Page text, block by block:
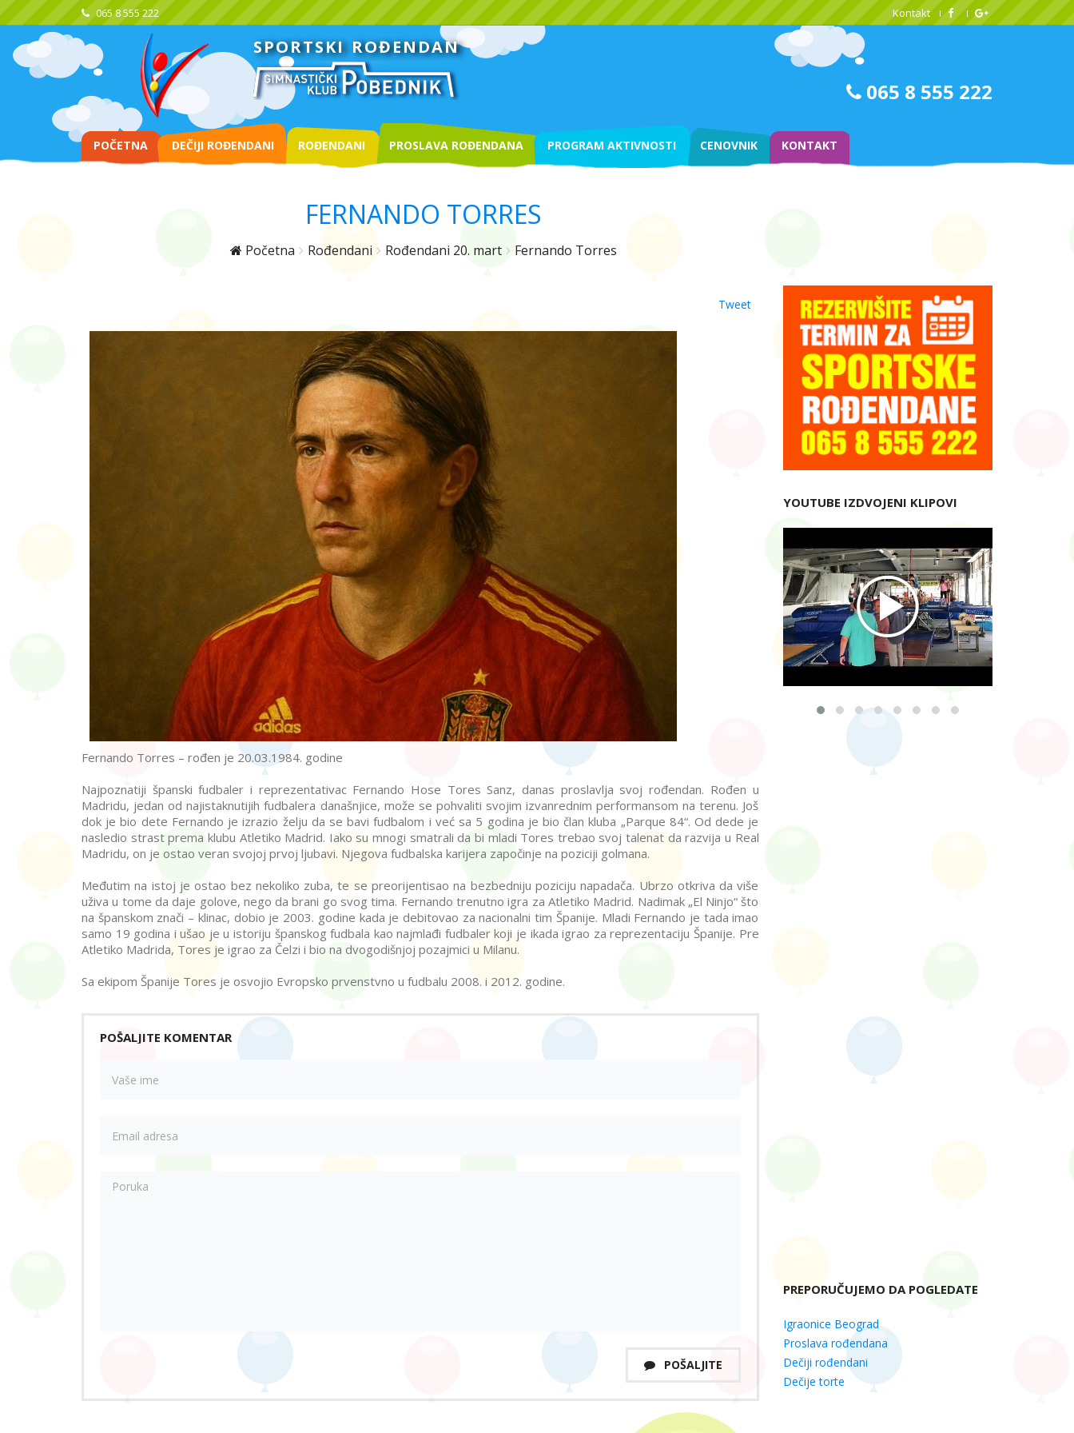
065 8 555 222 Kontakt
SPORTSKI ROĐENDAN
065 8 555 222
POČETNA DEČIJI ROĐENDANI ROĐENDANI PROSLAVA ROĐENDANA PROGRAM AKTIVNOSTI CENOVNIK KONTAKT
FERNANDO TORRES
Početna Rođendani Rođendani 20. mart Fernando Torres
Tweet
Fernando Torres – rođen je 20.03.1984. godine
Najpoznatiji španski fudbaler i reprezentativac Fernando Hose Tores Sanz, danas proslavlja svoj rođendan. Rođen u
Madridu, jedan od najistaknutijih fudbalera današnjice, može se pohvaliti svojim izvanrednim performansom na terenu. Još
dok je bio dete Fernando je izrazio želju da se bavi fudbalom i već sa 5 godina je bio član kluba „Parque 84“. Od dede je
nasledio strast prema klubu Atletiko Madrid. Iako su mnogi smatrali da bi mladi Tores trebao svoj talenat da razvija u Real
Madridu, on je ostao veran svojoj prvoj ljubavi. Njegova fudbalska karijera započinje na poziciji golmana.
Međutim na istoj je ostao bez nekoliko zuba, te se preorijentisao na bezbedniju poziciju napadača. Ubrzo otkriva da više
uživa u tome da daje golove, nego da brani go svog tima. Fernando trenutno igra za Atletiko Madrid. Nadimak „El Ninjo“ što
na španskom znači – klinac, dobio je 2003. godine kada je debitovao za nacionalni tim Španije. Mladi Fernando je tada imao
samo 19 godina i ušao je u istoriju španskog fudbala kao najmlađi fudbaler koji je ikada igrao za reprezentaciju Španije. Pre
Atletiko Madrida, Tores je igrao za Čelzi i bio na dvogodišnjoj pozajmici u Milanu.
Sa ekipom Španije Tores je osvojio Evropsko prvenstvno u fudbalu 2008. i 2012. godine.
POŠALJITE KOMENTAR
POŠALJITE
YOUTUBE IZDVOJENI KLIPOVI
PREPORUČUJEMO DA POGLEDATE
Igraonice Beograd
Proslava rođendana
Dečiji rođendani
Dečije torte